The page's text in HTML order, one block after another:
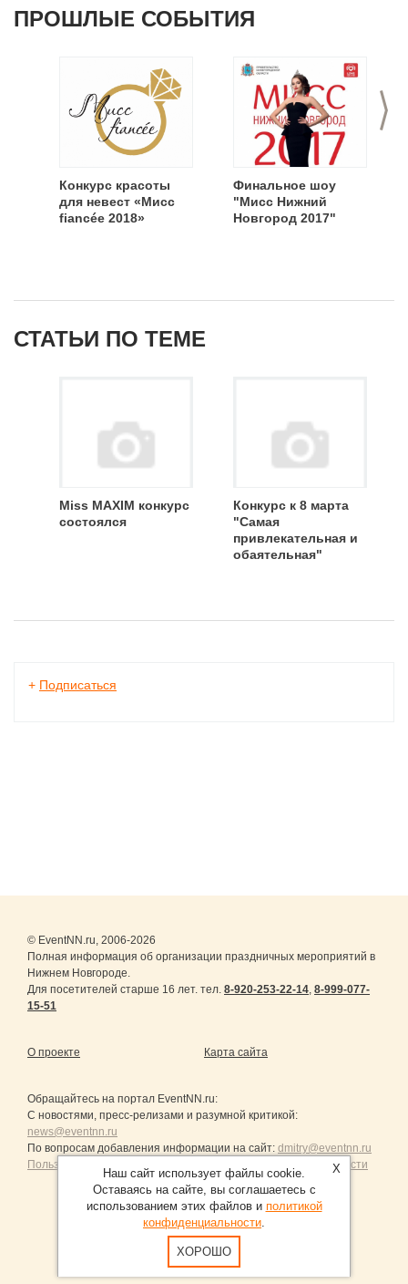
ПРОШЛЫЕ СОБЫТИЯ
>
Конкурс красоты
для невест «Мисс
fiancée 2018»
Финальное шоу
"Мисс Нижний
Новгород 2017"
СТАТЬИ ПО ТЕМЕ
Miss MAXIM конкурс
состоялся
Конкурс к 8 марта
"Самая
привлекательная и
обаятельная"
+ Подписаться
© EventNN.ru, 2006-2026
Полная информация об организации праздничных мероприятий в
Нижнем Новгороде.
Для посетителей старше 16 лет. тел. 8-920-253-22-14, 8-999-077-
15-51
О проекте Карта сайта
Обращайтесь на портал EventNN.ru:
С новостями, пресс-релизами и разумной критикой:
news@eventnn.ru
По вопросам добавления информации на сайт: dmitry@eventnn.ru
Пользовательское Соглашение и политика конфиденциальности
Продвижение сайтов Санкт-Петербург
X
Наш сайт использует файлы cookie.
Оставаясь на сайте, вы соглашаетесь с
использованием этих файлов и политикой
конфиденциальности.
ХОРОШО